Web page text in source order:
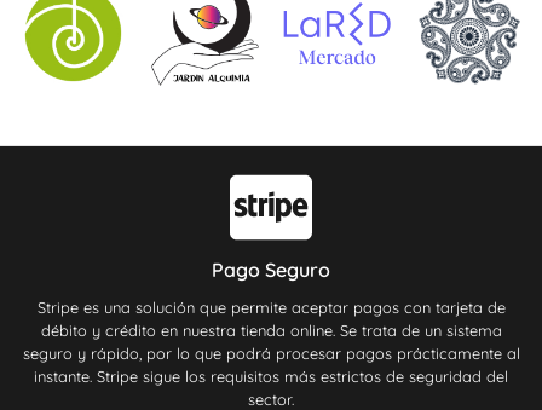
Pago Seguro
Stripe es una solución que permite aceptar pagos con tarjeta de
débito y crédito en nuestra tienda online. Se trata de un sistema
seguro y rápido, por lo que podrá procesar pagos prácticamente al
instante. Stripe sigue los requisitos más estrictos de seguridad del
sector.